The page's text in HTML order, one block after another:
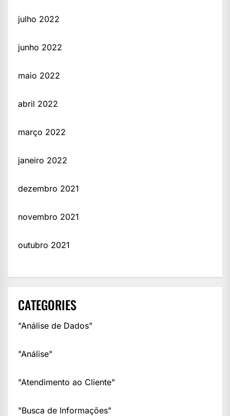
julho 2022
junho 2022
maio 2022
abril 2022
março 2022
janeiro 2022
dezembro 2021
novembro 2021
outubro 2021
CATEGORIES
"Análise de Dados"
"Análise"
"Atendimento ao Cliente"
"Busca de Informações"